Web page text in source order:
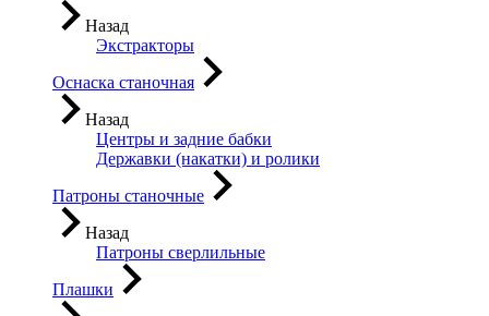
Назад
Экстракторы
Оснаска станочная
Назад
Центры и задние бабки
Державки (накатки) и ролики
Патроны станочные
Назад
Патроны сверлильные
Плашки